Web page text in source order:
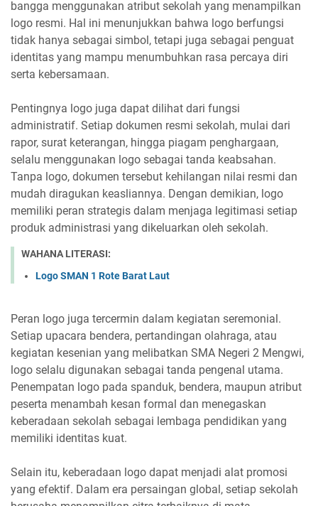
bangga menggunakan atribut sekolah yang menampilkan
logo resmi. Hal ini menunjukkan bahwa logo berfungsi
tidak hanya sebagai simbol, tetapi juga sebagai penguat
identitas yang mampu menumbuhkan rasa percaya diri
serta kebersamaan.
Pentingnya logo juga dapat dilihat dari fungsi
administratif. Setiap dokumen resmi sekolah, mulai dari
rapor, surat keterangan, hingga piagam penghargaan,
selalu menggunakan logo sebagai tanda keabsahan.
Tanpa logo, dokumen tersebut kehilangan nilai resmi dan
mudah diragukan keasliannya. Dengan demikian, logo
memiliki peran strategis dalam menjaga legitimasi setiap
produk administrasi yang dikeluarkan oleh sekolah.
WAHANA LITERASI:
Logo SMAN 1 Rote Barat Laut
Peran logo juga tercermin dalam kegiatan seremonial.
Setiap upacara bendera, pertandingan olahraga, atau
kegiatan kesenian yang melibatkan SMA Negeri 2 Mengwi,
logo selalu digunakan sebagai tanda pengenal utama.
Penempatan logo pada spanduk, bendera, maupun atribut
peserta menambah kesan formal dan menegaskan
keberadaan sekolah sebagai lembaga pendidikan yang
memiliki identitas kuat.
Selain itu, keberadaan logo dapat menjadi alat promosi
yang efektif. Dalam era persaingan global, setiap sekolah